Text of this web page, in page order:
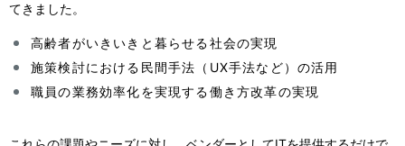
てきました。
高齢者がいきいきと暮らせる社会の実現
施策検討における民間手法（UX手法など）の活用
職員の業務効率化を実現する働き方改革の実現